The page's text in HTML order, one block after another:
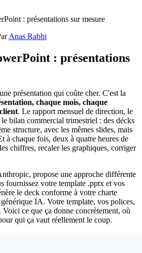
: présentations sur mesure
Anas Rabhi
: présentations
présentation qui coûte cher. C'est la
chaque mois, chaque
. Le rapport mensuel de direction, le
bilan commercial trimestriel : des décks
structure, avec les mêmes slides, mais
à chaque fois, deux à quatre heures de
chiffres, recaler les graphiques, corriger
propose une approche différente
fournissez votre template .pptx et vos
le deck conforme à votre charte
IA. Votre template, vos polices,
ce que ça donne concrètement, où
qui ça vaut réellement le coup.